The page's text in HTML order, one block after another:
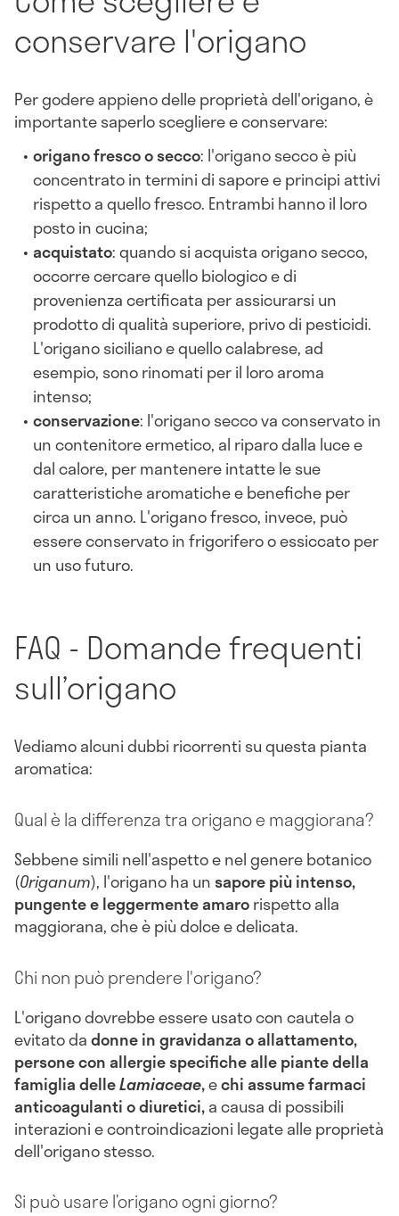
conservare l'origano
Per godere appieno delle proprietà dell'origano, è
importante saperlo scegliere e conservare:
origano fresco o secco: l'origano secco è più
concentrato in termini di sapore e principi attivi
rispetto a quello fresco. Entrambi hanno il loro
posto in cucina;
acquistato: quando si acquista origano secco,
occorre cercare quello biologico e di
provenienza certificata per assicurarsi un
prodotto di qualità superiore, privo di pesticidi.
L'origano siciliano e quello calabrese, ad
esempio, sono rinomati per il loro aroma
intenso;
conservazione: l'origano secco va conservato in
un contenitore ermetico, al riparo dalla luce e
dal calore, per mantenere intatte le sue
caratteristiche aromatiche e benefiche per
circa un anno. L'origano fresco, invece, può
essere conservato in frigorifero o essiccato per
un uso futuro.
FAQ - Domande frequenti
sull’origano
Vediamo alcuni dubbi ricorrenti su questa pianta
aromatica:
Qual è la differenza tra origano e maggiorana?
Sebbene simili nell'aspetto e nel genere botanico
(Origanum), l'origano ha unsapore più intenso,
pungente e leggermente amarorispetto alla
maggiorana, che è più dolce e delicata.
Chi non può prendere l'origano?
L'origano dovrebbe essere usato con cautela o
evitato dadonne in gravidanza o allattamento,
persone con allergie specifiche alle piante della
famiglia delleLamiaceae,echi assume farmaci
anticoagulanti o diuretici,a causa di possibili
interazioni e controindicazioni legate alle proprietà
dell'origano stesso.
Si può usare l’origano ogni giorno?